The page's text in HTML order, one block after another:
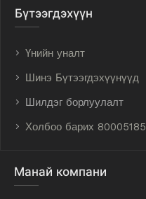
Бүтээгдэхүүн
Үнийн уналт
Шинэ Бүтээгдэхүүнүүд
Шилдэг борлуулалт
Холбоо барих 80005185
Манай компани